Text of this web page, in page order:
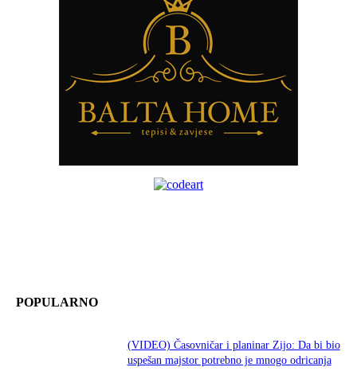
POPULARNO
(VIDEO) Časovničar i planinar Zijo: Da bi bio
uspešan majstor potrebno je mnogo odricanja